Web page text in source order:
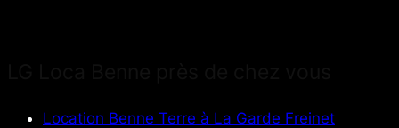
Location Benne Terre à La Garde Freinet